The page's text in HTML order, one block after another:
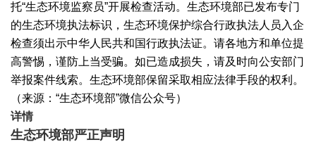
托“生态环境监察员”开展检查活动。生态环境部已发布专门
的生态环境执法标识，生态环境保护综合行政执法人员入企
检查须出示中华人民共和国行政执法证。请各地方和单位提
高警惕，谨防上当受骗。如已造成损失，请及时向公安部门
举报案件线索。生态环境部保留采取相应法律手段的权利。
（来源：“生态环境部”微信公众号）
详情
生态环境部严正声明